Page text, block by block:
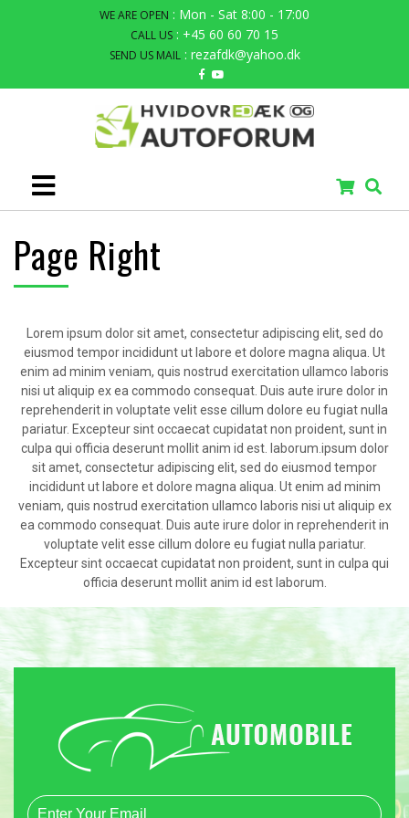
WE ARE OPEN : Mon - Sat 8:00 - 17:00
CALL US : +45 60 60 70 15
SEND US MAIL : rezafdk@yahoo.dk
Page Right
Lorem ipsum dolor sit amet, consectetur adipiscing elit, sed do
eiusmod tempor incididunt ut labore et dolore magna aliqua. Ut
enim ad minim veniam, quis nostrud exercitation ullamco laboris
nisi ut aliquip ex ea commodo consequat. Duis aute irure dolor in
reprehenderit in voluptate velit esse cillum dolore eu fugiat nulla
pariatur. Excepteur sint occaecat cupidatat non proident, sunt in
culpa qui officia deserunt mollit anim id est. laborum.ipsum dolor
sit amet, consectetur adipiscing elit, sed do eiusmod tempor
incididunt ut labore et dolore magna aliqua. Ut enim ad minim
veniam, quis nostrud exercitation ullamco laboris nisi ut aliquip ex
ea commodo consequat. Duis aute irure dolor in reprehenderit in
voluptate velit esse cillum dolore eu fugiat nulla pariatur.
Excepteur sint occaecat cupidatat non proident, sunt in culpa qui
officia deserunt mollit anim id est laborum.